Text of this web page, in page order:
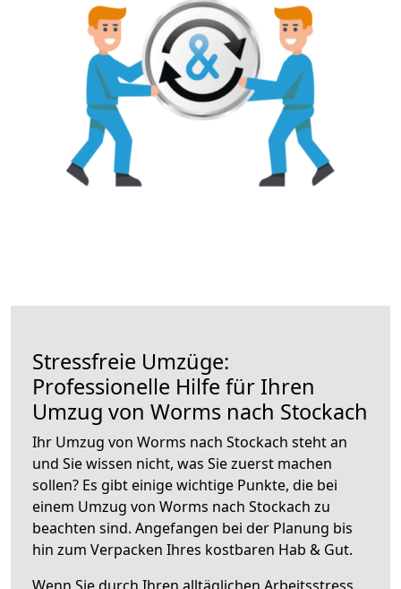
Stressfreie Umzüge:
Professionelle Hilfe für Ihren
Umzug von Worms nach Stockach
Ihr Umzug von Worms nach Stockach steht an
und Sie wissen nicht, was Sie zuerst machen
sollen? Es gibt einige wichtige Punkte, die bei
einem Umzug von Worms nach Stockach zu
beachten sind. Angefangen bei der Planung bis
hin zum Verpacken Ihres kostbaren Hab & Gut.